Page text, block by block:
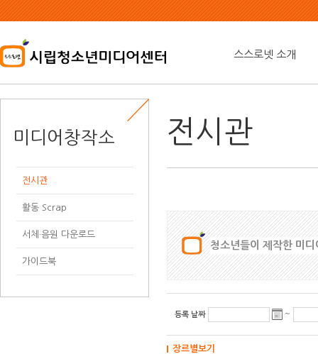
본
문
용
바
가
기
스스로넷 소개
미디어창작소
전시관
활동 Scrap
서체·음원 다운로드
가이드북
전시관
청소년들이 제작한 미
등록 날짜 ~
장르별보기